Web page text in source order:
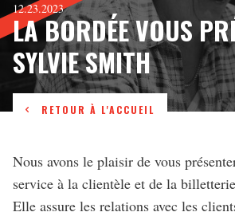
RETOUR À L'ACCUEIL
12.23.2023
LA BORDÉE VOUS
SYLVIE SMITH
Nous avons le plaisir de vous
service à la clientèle et de la billetterie
Elle assure les relations avec les